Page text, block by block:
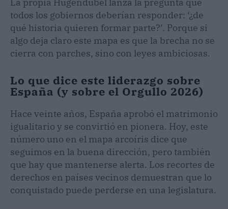
todos los gobiernos deberían responder: ‘¿de
qué historia quieren formar parte?’. Porque si
algo deja claro este mapa es que la brecha no se
cierra con parches, sino con leyes ambiciosas.
Lo que dice este liderazgo sobre
España (y sobre el Orgullo 2026)
Hace veinte años, España aprobó el matrimonio
igualitario y se convirtió en pionera. Hoy, este
número uno en el mapa arcoíris dice que
seguimos en la buena dirección, pero también
que hay que mantenerse alerta. Los recortes de
derechos en países vecinos demuestran que lo
conquistado puede perderse en una legislatura.